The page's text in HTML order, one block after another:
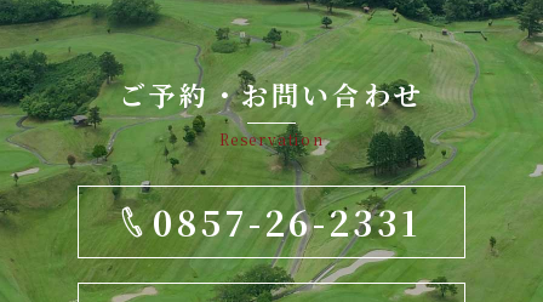
ご予約・お問い合わせ
Reservation
0857-26-2331